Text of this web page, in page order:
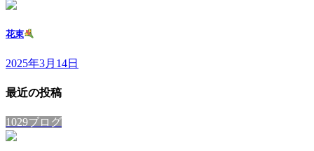
花束
2025年3月14日
最近の投稿
1029ブログ